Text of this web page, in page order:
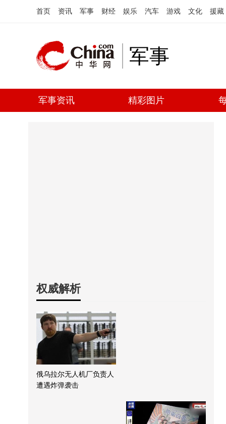
首页 资讯 军事 财经 娱乐 汽车 游戏 文化 援藏
军事
军事资讯 精彩图片
权威解析
俄乌拉尔无人机厂负责人
遭遇炸弹袭击